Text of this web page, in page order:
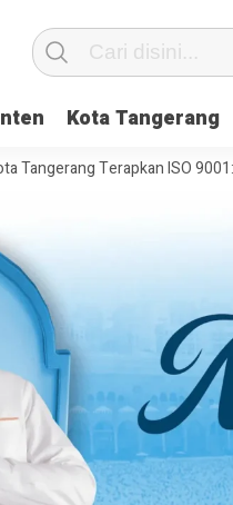
Kota Tangerang
Terapkan ISO 9001:2015